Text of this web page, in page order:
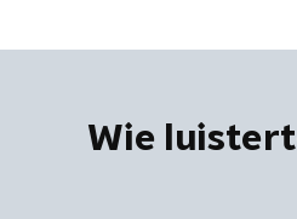
Wie luistert